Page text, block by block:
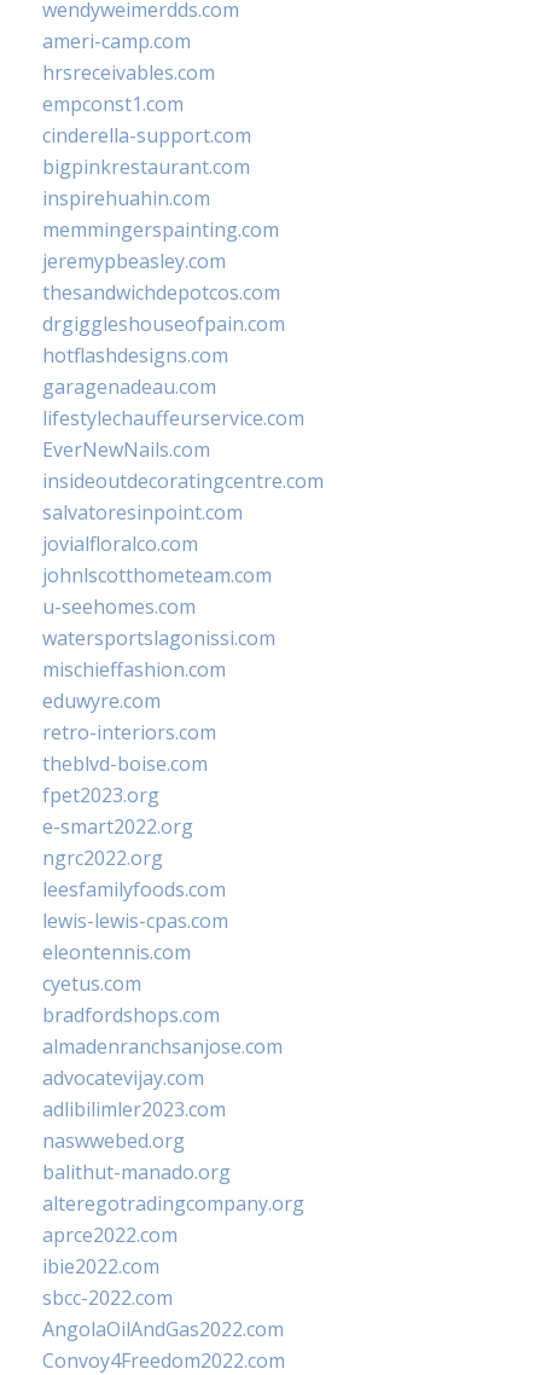
wendyweimerdds.com
ameri-camp.com
hrsreceivables.com
empconst1.com
cinderella-support.com
bigpinkrestaurant.com
inspirehuahin.com
memmingerspainting.com
jeremypbeasley.com
thesandwichdepotcos.com
drgiggleshouseofpain.com
hotflashdesigns.com
garagenadeau.com
lifestylechauffeurservice.com
EverNewNails.com
insideoutdecoratingcentre.com
salvatoresinpoint.com
jovialfloralco.com
johnlscotthometeam.com
u-seehomes.com
watersportslagonissi.com
mischieffashion.com
eduwyre.com
retro-interiors.com
theblvd-boise.com
fpet2023.org
e-smart2022.org
ngrc2022.org
leesfamilyfoods.com
lewis-lewis-cpas.com
eleontennis.com
cyetus.com
bradfordshops.com
almadenranchsanjose.com
advocatevijay.com
adlibilimler2023.com
naswwebed.org
balithut-manado.org
alteregotradingcompany.org
aprce2022.com
ibie2022.com
sbcc-2022.com
AngolaOilAndGas2022.com
Convoy4Freedom2022.com